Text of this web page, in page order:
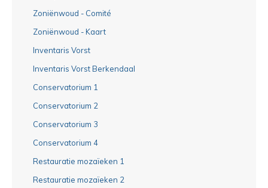
Zoniënwoud - Comité
Zoniënwoud - Kaart
Inventaris Vorst
Inventaris Vorst Berkendaal
Conservatorium 1
Conservatorium 2
Conservatorium 3
Conservatorium 4
Restauratie mozaïeken 1
Restauratie mozaïeken 2